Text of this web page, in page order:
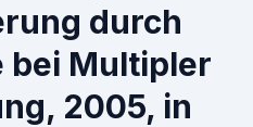
durch
bei Multipler
2005, in